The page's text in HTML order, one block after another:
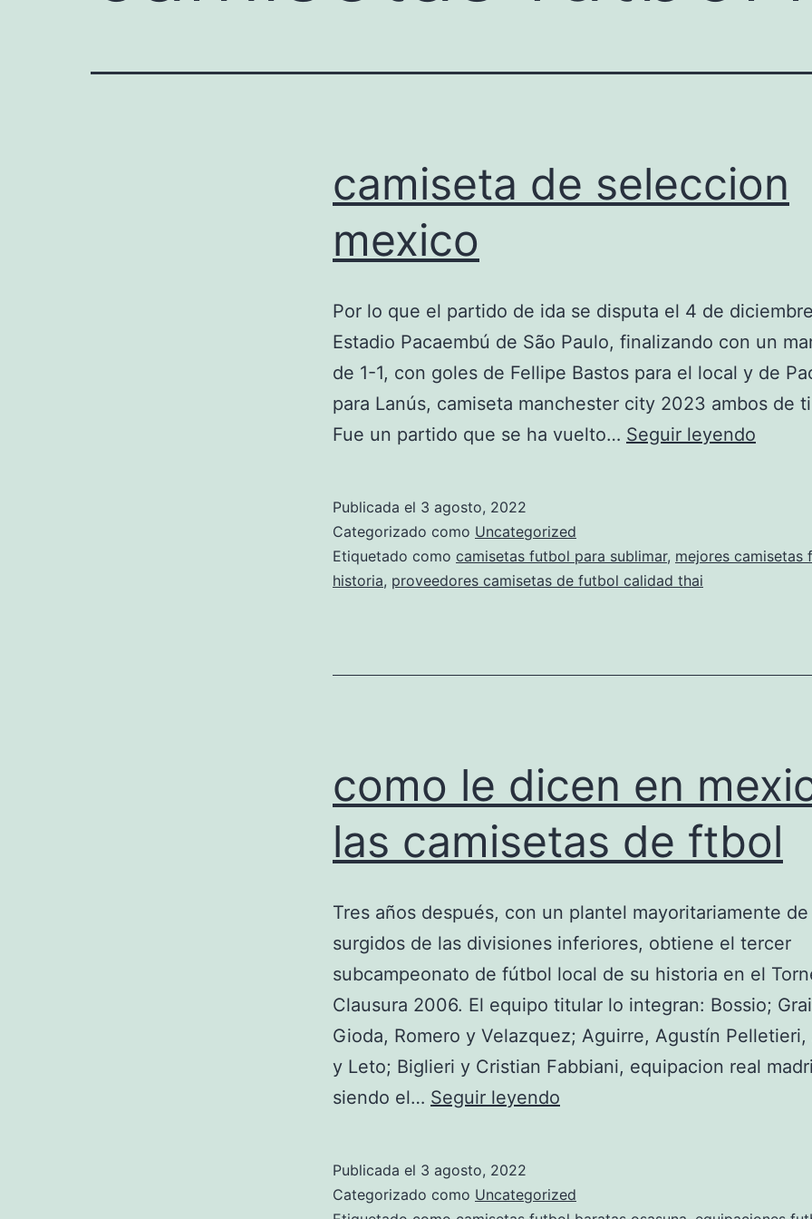
camiseta de seleccion
mexico
Por lo que el partido de ida se disputa el 4 de
Estadio Pacaembú de São Paulo, finalizando con un
de 1-1, con goles de Fellipe Bastos para el local y de
para Lanús, camiseta manchester city 2023 ambos de
Fue un partido que se ha vuelto… Seguir leyendo
Publicada el 3 agosto, 2022
Categorizado como Uncategorized
Etiquetado como camisetas futbol para sublimar, mejores camisetas
historia, proveedores camisetas de futbol calidad thai
como le dicen en
las camisetas de ftbol
Tres años después, con un plantel mayoritariamente
surgidos de las divisiones inferiores, obtiene el tercer
subcampeonato de fútbol local de su historia en el
Clausura 2006. El equipo titular lo integran: Bossio;
Gioda, Romero y Velazquez; Aguirre, Agustín Pelletieri,
y Leto; Biglieri y Cristian Fabbiani, equipacion real
siendo el… Seguir leyendo
en
Publicada el 3 agosto, 2022
Categorizado como Uncategorized